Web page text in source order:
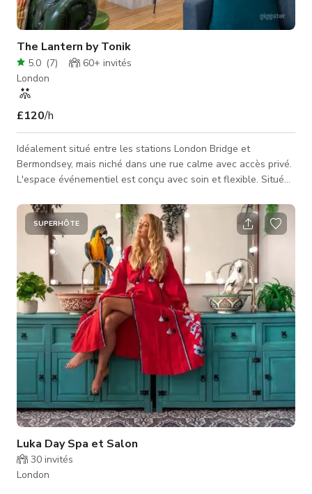
The Lantern by Tonik
5.0 (7) 60+ invités
London
£120/h
Idéalement situé entre les stations London Bridge et
Bermondsey, mais niché dans une rue calme avec accès privé.
L'espace événementiel est conçu avec soin et flexible. Situé
site d'une biscuiterie restaurée, le lieu promet d'impressionner
tous vos invités.
SUPERHÔTE
Luka Day Spa et Salon
30 invités
London